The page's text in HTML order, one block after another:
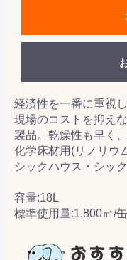
経済性を一番に重視
現場のコストを抑え
製品。乾燥性も早く
化学床材用(リノリウ
シックハウス・シッ
容量:18L
標準使用量:1,800㎡/缶